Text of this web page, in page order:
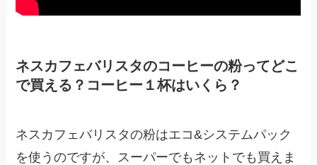
ネスカフェバリスタのコーヒーの粉ってどこ
で買える？コーヒー１杯はいくら？
ネスカフェバリスタの粉はエコ&システムパック
を使うのですが、スーパーでもネットでも買えま